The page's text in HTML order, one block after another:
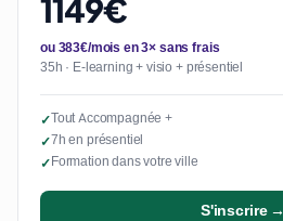
1149€
ou 383€/mois en 3× sans frais
35h · E-learning + visio + présentiel
✓Tout Accompagnée +
✓7h en présentiel
✓Formation dans votre ville
S'inscrire →